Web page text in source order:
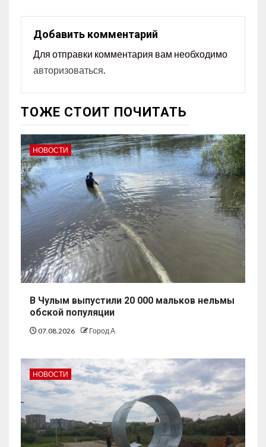
Добавить комментарий
Для отправки комментария вам необходимо
авторизоваться.
ТОЖЕ СТОИТ ПОЧИТАТЬ
НОВОСТИ
В Чулым выпустили 20 000 мальков нельмы
обской популяции
07.08.2026 Город А
НОВОСТИ